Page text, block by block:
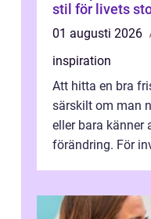
stil för livets
01 augusti 2026
inspiration
Att hitta en bra
särskilt om man
eller bara känner
förändring. För